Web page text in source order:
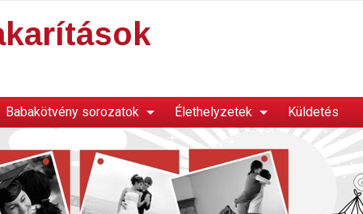
Babakötvény sorozatok Élethelyzetek Küldetés